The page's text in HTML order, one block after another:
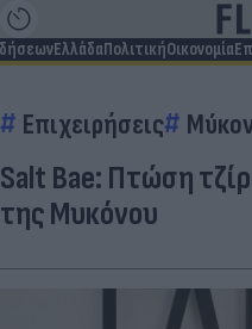
ΕλλάδαΠολιτικήΟικονομία
Επιχειρήσεις
Salt Bae: Πτώση
της Μυκόνου